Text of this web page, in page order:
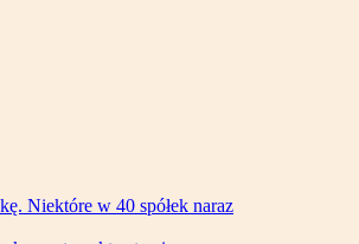
Niektóre w 40 spółek naraz